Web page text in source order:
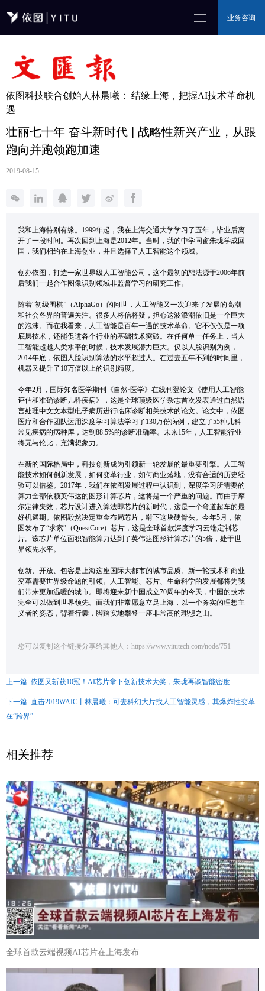
业务咨询
依图科技联合创始人林晨曦： 结缘上海，把握AI技术革命机
遇
壮丽七十年 奋斗新时代 | 战略性新兴产业，从跟
跑向并跑领跑加速
2019-08-15
我和上海特别有缘。1999年起，我在上海交通大学学习了五年，毕业后离
开了一段时间。再次回到上海是2012年。当时，我的中学同窗朱珑学成回
国，我们相约在上海创业，并且选择了人工智能这个领域。
创办依图，打造一家世界级人工智能公司，这个最初的想法源于2006年前
后我们一起合作图像识别领域非监督学习的研究工作。
随着“初级围棋”（AlphaGo）的问世，人工智能又一次迎来了发展的高潮
和社会各界的普遍关注。很多人将信将疑，担心这波浪潮依旧是一个巨大
的泡沫。而在我看来，人工智能是百年一遇的技术革命。它不仅仅是一项
底层技术，还能促进各个行业的基础技术突破。在任何单一任务上，当人
工智能超越人类水平的时候，技术发展潜力巨大。仅以人脸识别为例，
2014年底，依图人脸识别算法的水平超过人。在过去五年不到的时间里，
机器又提升了10万倍以上的识别精度。
今年2月，国际知名医学期刊《自然·医学》在线刊登论文《使用人工智能
评估和准确诊断儿科疾病》，这是全球顶级医学杂志首次发表通过自然语
言处理中文文本型电子病历进行临床诊断相关技术的论文。论文中，依图
医疗和合作团队运用深度学习算法学习了130万份病例，建立了55种儿科
常见疾病的病种库，达到88.5%的诊断准确率。未来15年，人工智能行业
将无与伦比，充满想象力。
在新的国际格局中，科技创新成为引领新一轮发展的最重要引擎。人工智
能技术如何创新发展，如何变革行业，如何商业落地，没有合适的历史经
验可以借鉴。2017年，我们在依图发展过程中认识到，深度学习所需要的
算力全部依赖英伟达的图形计算芯片，这将是一个严重的问题。而由于摩
尔定律失效，芯片设计进入算法即芯片的新时代，这是一个弯道超车的最
好机遇期。依图毅然决定重金布局芯片，啃下这块硬骨头。今年5月，依
图发布了“求索”（QuestCore）芯片，这是全球首款深度学习云端定制芯
片。该芯片单位面积智能算力达到了英伟达图形计算芯片的5倍，处于世
界领先水平。
创新、开放、包容是上海这座国际大都市的城市品质。新一轮技术和商业
变革需要世界级命题的引领。人工智能、芯片、生命科学的发展都将为我
们带来更加温暖的城市。即将迎来新中国成立70周年的今天，中国的技术
完全可以做到世界领先。而我们非常愿意立足上海，以一个务实的理想主
义者的姿态，背着行囊，脚踏实地攀登一座非常高的理想之山。
您可以复制这个链接分享给其他人：https://www.yitutech.com/node/751
上一篇: 依图又斩获10冠！AI芯片拿下创新技术大奖，朱珑再谈智能密度
下一篇: 直击2019WAIC丨林晨曦：可去科幻大片找人工智能灵感，其爆炸性变革
在“跨界”
相关推荐
全球首款云端视频AI芯片在上海发布